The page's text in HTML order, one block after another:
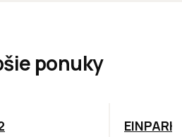
ponuky
TOP